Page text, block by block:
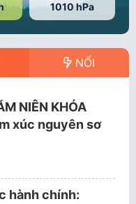
1010 hPa
NỔI
NIÊN KHÓA
xúc nguyên sơ
hành chính: